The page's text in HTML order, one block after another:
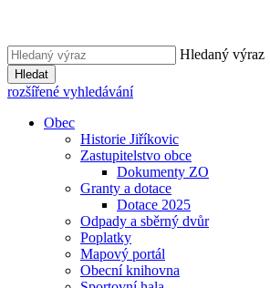
Hledaný výraz
Hledat
rozšířené vyhledávání
Obec
Historie Jiříkovic
Zastupitelstvo obce
Dokumenty ZO
Granty a dotace
Dotace 2025
Odpady a sběrný dvůr
Poplatky
Mapový portál
Obecní knihovna